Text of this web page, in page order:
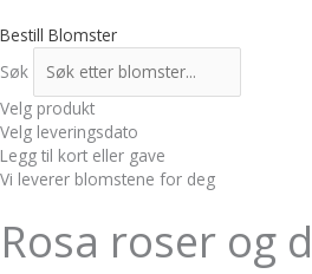
Bestill Blomster
Søk
Velg produkt
Velg leveringsdato
Legg til kort eller gave
Vi leverer blomstene for deg
Rosa roser og